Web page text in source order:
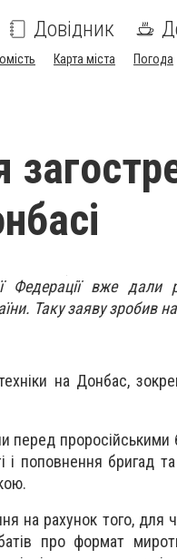
Довідник
Карта міста Погода
Федерації вже дали
Таку заяву зробив
на Донбас,
перед
і поповнення бригад
на рахунок того, для
про формат